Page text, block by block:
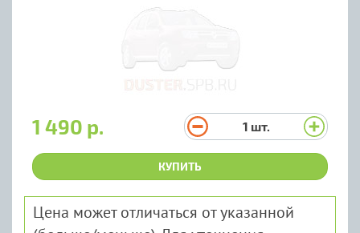
1 490 р. 1 шт.
КУПИТЬ
Цена может отличаться от указанной